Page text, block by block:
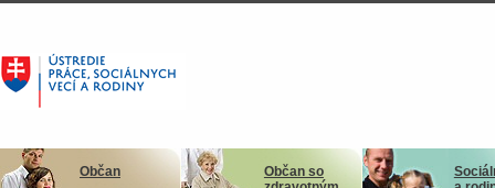
Občan
Občan so